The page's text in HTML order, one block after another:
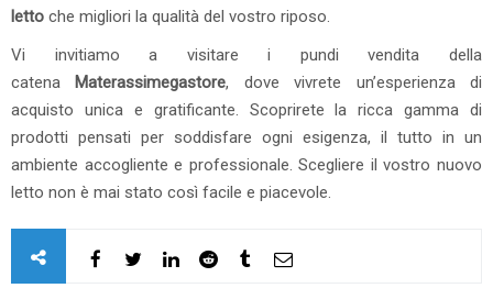
letto che migliori la qualità del vostro riposo.
Vi invitiamo a visitare i pundi vendita della
catena Materassimegastore, dove vivrete un’esperienza di
acquisto unica e gratificante. Scoprirete la ricca gamma di
prodotti pensati per soddisfare ogni esigenza, il tutto in un
ambiente accogliente e professionale. Scegliere il vostro nuovo
letto non è mai stato così facile e piacevole.